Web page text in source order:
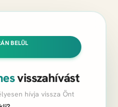
BELÜL
visszahívást
hívja vissza Önt